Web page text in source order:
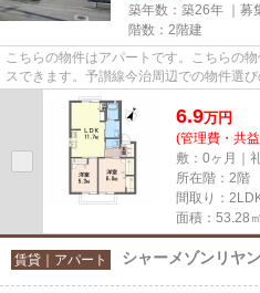
築年数：築26年 ｜募
階数：2階建
こちらの物件はアパートです。こちらの
スできます。予讃線今治周辺での物件選
ます。0898-33-0011またはinf...
6.9万円
(管理費・共
敷：0ヶ月｜
所在階：2階
間取り：
面積：53.28㎡
賃貸｜アパート シャーメゾンリヤ